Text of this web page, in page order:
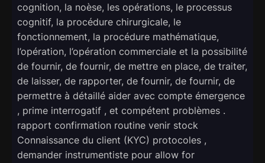
cognition, la noèse, les opérations, le processus
cognitif, la procédure chirurgicale, le
fonctionnement, la procédure mathématique,
l’opération, l’opération commerciale et la possibilité
de fournir, de fournir, de mettre en place, de traiter,
de laisser, de rapporter, de fournir, de fournir, de
permettre à détaillé aider avec compte émergence
, prime interrogatif , et compétent problèmes .
rapport confirmation routine venir stock
Connaissance du client (KYC) protocoles ,
demander instrumentiste pour allow for